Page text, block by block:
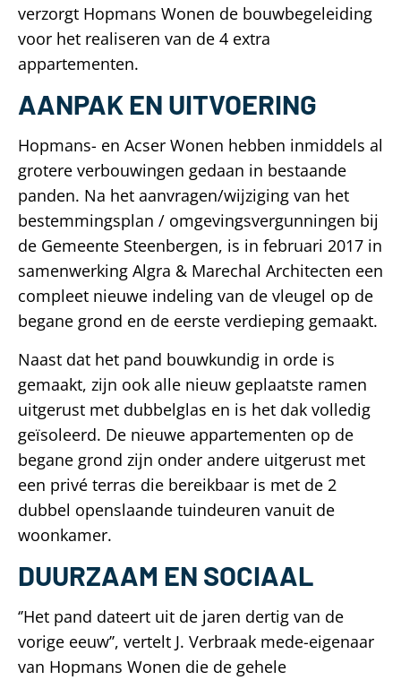
verzorgt Hopmans Wonen de bouwbegeleiding
voor het realiseren van de 4 extra
appartementen.
AANPAK EN UITVOERING
Hopmans- en Acser Wonen hebben inmiddels al
grotere verbouwingen gedaan in bestaande
panden. Na het aanvragen/wijziging van het
bestemmingsplan / omgevingsvergunningen bij
de Gemeente Steenbergen, is in februari 2017 in
samenwerking Algra & Marechal Architecten een
compleet nieuwe indeling van de vleugel op de
begane grond en de eerste verdieping gemaakt.
Naast dat het pand bouwkundig in orde is
gemaakt, zijn ook alle nieuw geplaatste ramen
uitgerust met dubbelglas en is het dak volledig
geïsoleerd. De nieuwe appartementen op de
begane grond zijn onder andere uitgerust met
een privé terras die bereikbaar is met de 2
dubbel openslaande tuindeuren vanuit de
woonkamer.
DUURZAAM EN SOCIAAL
‘’Het pand dateert uit de jaren dertig van de
vorige eeuw’’, vertelt J. Verbraak mede-eigenaar
van Hopmans Wonen die de gehele